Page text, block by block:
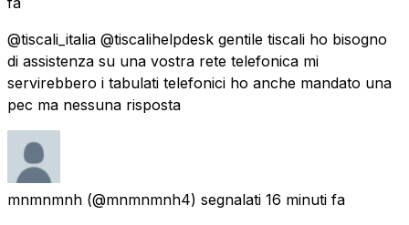
@tiscali_italia @tiscalihelpdesk gentile tiscali ho bisogno
di assistenza su una vostra rete telefonica mi
servirebbero i tabulati telefonici ho anche mandato una
pec ma nessuna risposta
mnmnmnh (@mnmnmnh4) segnalati 16 minuti fa